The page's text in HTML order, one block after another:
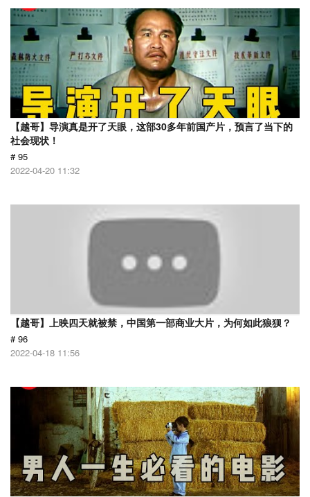
【越哥】导演真是开了天眼，这部30多年前国产片，预言了当下的
社会现状！
# 95
2022-04-20 11:32
【越哥】上映四天就被禁，中国第一部商业大片，为何如此狼狈？
# 96
2022-04-18 11:56